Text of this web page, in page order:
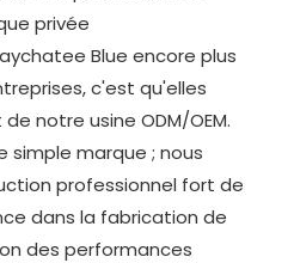
privée
Blue encore plus
c'est qu'elles
notre usine ODM/OEM.
simple marque ; nous
professionnel fort de
dans la fabrication de
des performances